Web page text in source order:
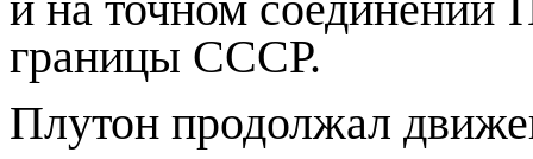
границы СССР.
Плутон продолжал